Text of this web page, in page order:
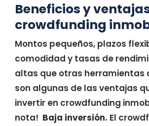
Beneficios y
crowdfunding
Montos pequeños, plazos
comodidad y tasas de
altas que otras herramientas
son algunas de las ventajas
invertir en crowdfunding
nota! Baja inversión. El